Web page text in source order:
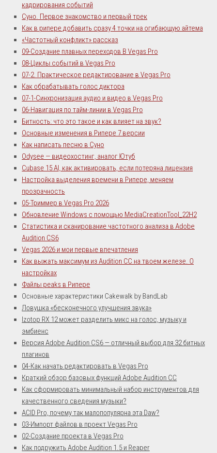
кадрирования событий
Суно. Первое знакомство и первый трек
Как в рипере добавить сразу 4 точки на огибающую айтема
«Частотный конфликт» рассказ
09-Создание плавных переходов В Vegas Pro
08-Циклы событий в Vegas Pro
07-2. Практическое редактирование в Vegas Pro
Как обрабатывать голос диктора
07-1-Синхронизация аудио и видео в Vegas Pro
06-Навигация по тайм-линии в Vegas Pro
Битность: что это такое и как влияет на звук?
Основные изменения в Рипере 7 версии
Как написать песню в Суно
Odysee — видеохостинг, аналог Ютуб
Cubase 15 AI, как активировать, если потеряна лицензия
Настройка выделения времени в Рипере, меняем
прозрачность
05-Триммер в Vegas Pro 2026
Обновление Windows c помощью MediaCreationTool_22H2
Статистика и сканирование частотного анализа в Adobe
Audition CS6
Vegas 2026 и мои первые впечатления
Как выжать максимум из Audition CC на твоем железе. О
настройках
Файлы peaks в Рипере
Основные характеристики Cakewalk by BandLab
Ловушка «бесконечного улучшения звука»
Izotop RX 12 может разделить микс на голос, музыку и
эмбиенс
Версия Adobe Audition СS6 — отличный выбор для 32 битных
плагинов
04-Как начать редактировать в Vegas Pro
Краткий обзор базовых функций Adobe Audition СС
Как сформировать минимальный набор инструментов для
качественного сведения музыки?
ACID Pro, почему так малопопулярна эта Daw?
03-Импорт файлов в проект Vegas Pro
02-Создание проекта в Vegas Pro
Как подружить Adobe Audition 1.5 и Reaper